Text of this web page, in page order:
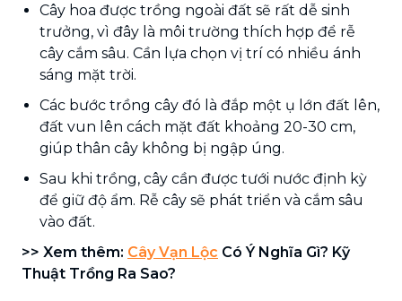
Cây hoa được trồng ngoài đất sẽ rất dễ sinh
trưởng, vì đây là môi trường thích hợp để rễ
cây cắm sâu. Cần lựa chọn vị trí có nhiều ánh
sáng mặt trời.
Các bước trồng cây đó là đắp một ụ lớn đất lên,
đất vun lên cách mặt đất khoảng 20-30 cm,
giúp thân cây không bị ngập úng.
Sau khi trồng, cây cần được tưới nước định kỳ
để giữ độ ẩm. Rễ cây sẽ phát triển và cắm sâu
vào đất.
>> Xem thêm: Cây Vạn Lộc Có Ý Nghĩa Gì? Kỹ
Thuật Trồng Ra Sao?